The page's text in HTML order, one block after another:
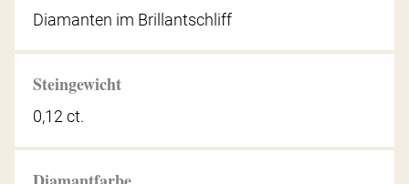
Diamanten im Brillantschliff
Steingewicht
0,12 ct.